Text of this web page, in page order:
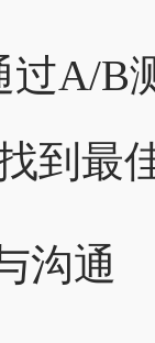
过A/B
到最
沟通